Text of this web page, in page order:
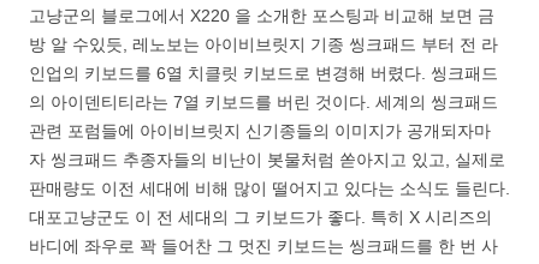
고냥군의 블로그에서 X220 을 소개한 포스팅과 비교해 보면 금
방 알 수있듯, 레노보는 아이비브릿지 기종 씽크패드 부터 전 라
인업의 키보드를 6열 치클릿 키보드로 변경해 버렸다. 씽크패드
의 아이덴티티라는 7열 키보드를 버린 것이다. 세계의 씽크패드
관련 포럼들에 아이비브릿지 신기종들의 이미지가 공개되자마
자 씽크패드 추종자들의 비난이 봇물처럼 쏟아지고 있고, 실제로
판매량도 이전 세대에 비해 많이 떨어지고 있다는 소식도 들린다.
대포고냥군도 이 전 세대의 그 키보드가 좋다. 특히 X 시리즈의
바디에 좌우로 꽉 들어찬 그 멋진 키보드는 씽크패드를 한 번 사